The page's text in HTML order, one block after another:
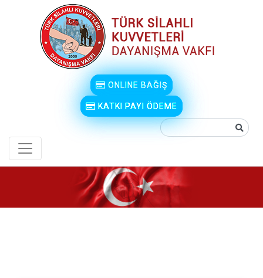
ONLINE BAĞIŞ
KATKI PAYI ÖDEME